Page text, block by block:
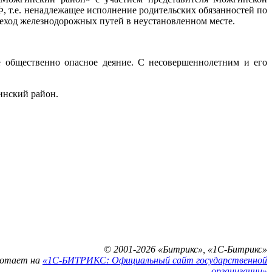
ненадлежащее исполнение родительских обязанностей по
железнодорожных путей в неустановленном месте.
общественно опасное деяние. С несовершеннолетним и его
район.
© 2001-2026 «Битрикс», «1С-Битрикс»
на «1С-БИТРИКС: Официальный сайт государственной